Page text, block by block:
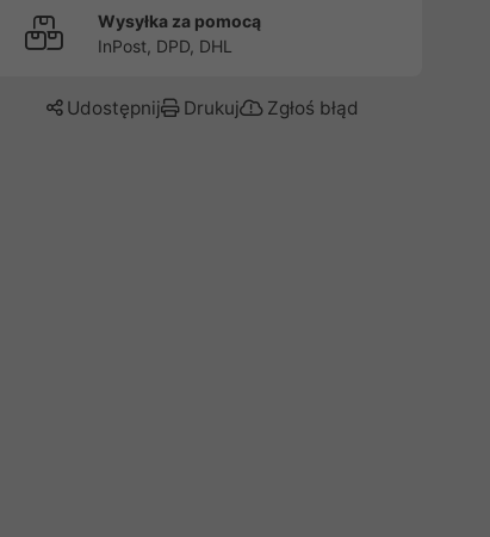
Wysyłka za pomocą
InPost, DPD, DHL
Udostępnij Drukuj Zgłoś błąd